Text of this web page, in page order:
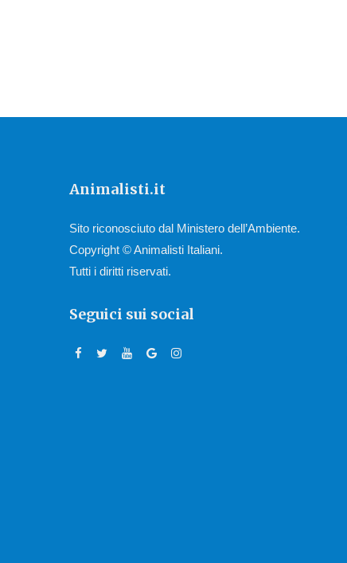
Animalisti.it
Sito riconosciuto dal Ministero dell’Ambiente.
Copyright © Animalisti Italiani.
Tutti i diritti riservati.
Seguici sui social